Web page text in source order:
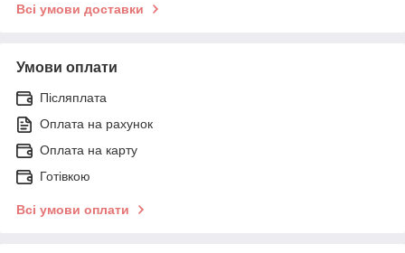
Всі умови доставки
Умови оплати
Післяплата
Оплата на рахунок
Оплата на карту
Готівкою
Всі умови оплати